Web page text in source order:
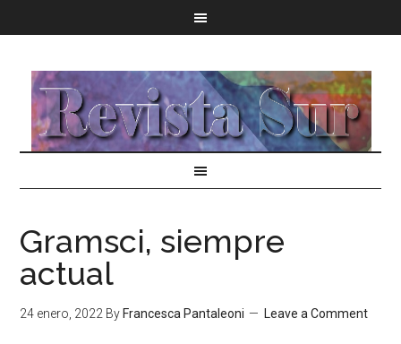
Gramsci, siempre
actual
24 enero, 2022 By Francesca Pantaleoni Leave a Comment